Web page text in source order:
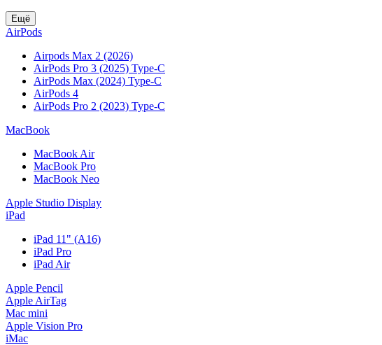
Ещё
AirPods
Airpods Max 2 (2026)
AirPods Pro 3 (2025) Type-C
AirPods Max (2024) Type-C
AirPods 4
AirPods Pro 2 (2023) Type-C
MacBook
MacBook Air
MacBook Pro
MacBook Neo
Apple Studio Display
iPad
iPad 11" (A16)
iPad Pro
iPad Air
Apple Pencil
Apple AirTag
Mac mini
Apple Vision Pro
iMac